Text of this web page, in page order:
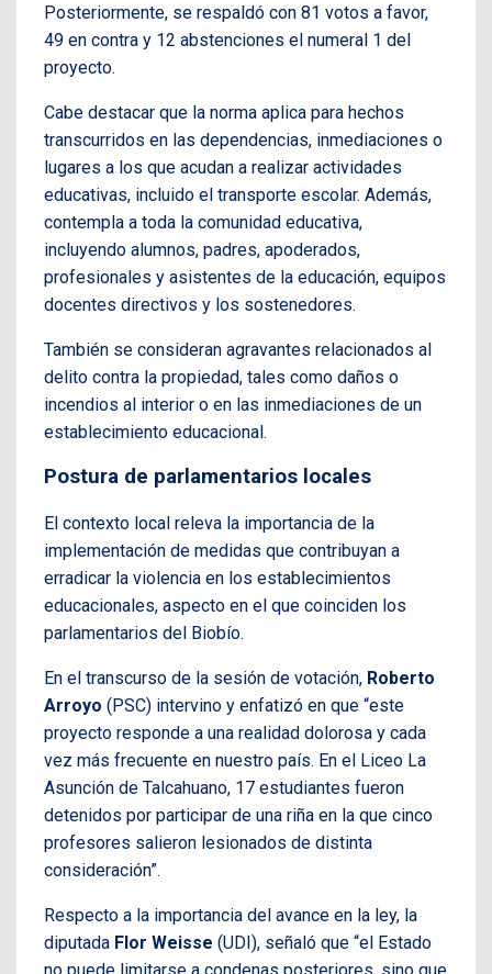
Posteriormente, se respaldó con 81 votos a favor,
49 en contra y 12 abstenciones el numeral 1 del
proyecto.
Cabe destacar que la norma aplica para hechos
transcurridos en las dependencias, inmediaciones o
lugares a los que acudan a realizar actividades
educativas, incluido el transporte escolar. Además,
contempla a toda la comunidad educativa,
incluyendo alumnos, padres, apoderados,
profesionales y asistentes de la educación, equipos
docentes directivos y los sostenedores.
También se consideran agravantes relacionados al
delito contra la propiedad, tales como daños o
incendios al interior o en las inmediaciones de un
establecimiento educacional.
Postura de parlamentarios locales
El contexto local releva la importancia de la
implementación de medidas que contribuyan a
erradicar la violencia en los establecimientos
educacionales, aspecto en el que coinciden los
parlamentarios del Biobío.
En el transcurso de la sesión de votación, Roberto
Arroyo (PSC) intervino y enfatizó en que “este
proyecto responde a una realidad dolorosa y cada
vez más frecuente en nuestro país. En el Liceo La
Asunción de Talcahuano, 17 estudiantes fueron
detenidos por participar de una riña en la que cinco
profesores salieron lesionados de distinta
consideración”.
Respecto a la importancia del avance en la ley, la
diputada Flor Weisse (UDI), señaló que “el Estado